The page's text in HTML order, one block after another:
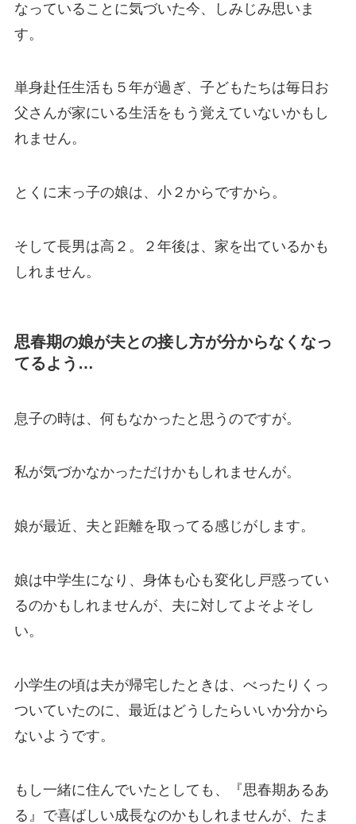
なっていることに気づいた今、しみじみ思いま
す。
単身赴任生活も５年が過ぎ、子どもたちは毎日お
父さんが家にいる生活をもう覚えていないかもし
れません。
とくに末っ子の娘は、小２からですから。
そして長男は高２。２年後は、家を出ているかも
しれません。
思春期の娘が夫との接し方が分からなくなっ
てるよう…
息子の時は、何もなかったと思うのですが。
私が気づかなかっただけかもしれませんが。
娘が最近、夫と距離を取ってる感じがします。
娘は中学生になり、身体も心も変化し戸惑ってい
るのかもしれませんが、夫に対してよそよそし
い。
小学生の頃は夫が帰宅したときは、べったりくっ
ついていたのに、最近はどうしたらいいか分から
ないようです。
もし一緒に住んでいたとしても、『思春期あるあ
る』で喜ばしい成長なのかもしれませんが、たま